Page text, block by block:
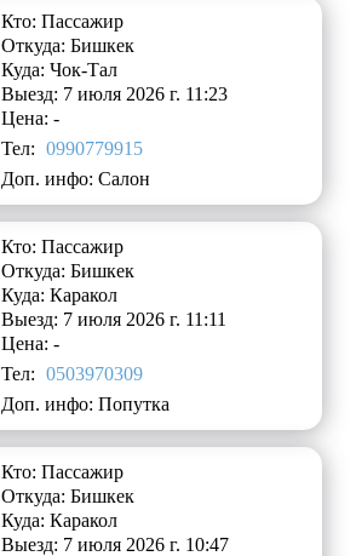
Кто: Пассажир
Откуда: Бишкек
Куда: Чок-Тал
Выезд: 7 июля 2026 г. 11:23
Цена: -
Тел: 0990779915
Доп. инфо: Салон
Кто: Пассажир
Откуда: Бишкек
Куда: Каракол
Выезд: 7 июля 2026 г. 11:11
Цена: -
Тел: 0503970309
Доп. инфо: Попутка
Кто: Пассажир
Откуда: Бишкек
Куда: Каракол
Выезд: 7 июля 2026 г. 10:47